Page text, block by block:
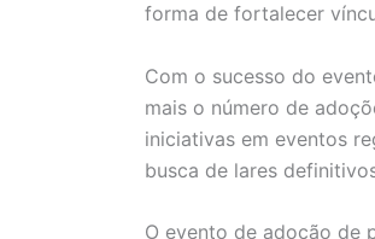
forma de fortalecer
Com o sucesso do
mais o número de
iniciativas em eventos
busca de lares
O evento de adoção de